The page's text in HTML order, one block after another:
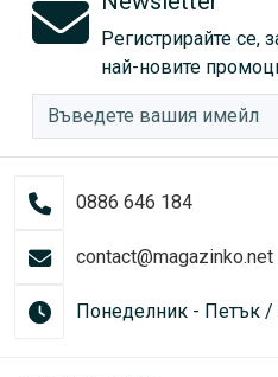
Регистрирайте се,
най-новите
0886 646 184
contact@magazinko.net
Понеделник - Петък /